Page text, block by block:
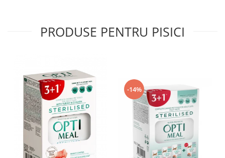
PRODUSE PENTRU PISICI
-14%